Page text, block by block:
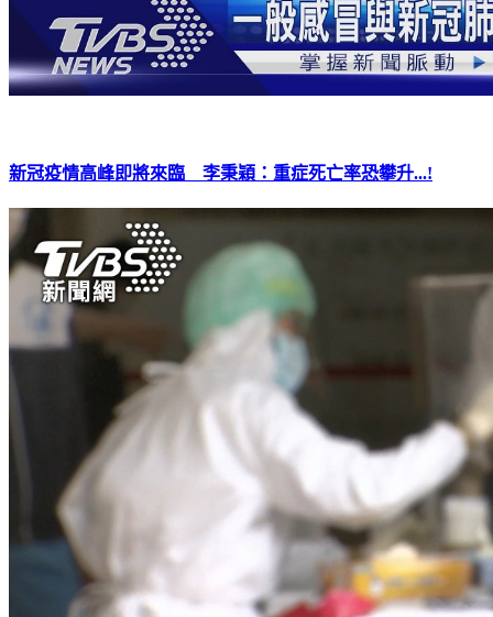
新冠疫情高峰即將來臨 李秉穎：重症死亡率恐攀升...!